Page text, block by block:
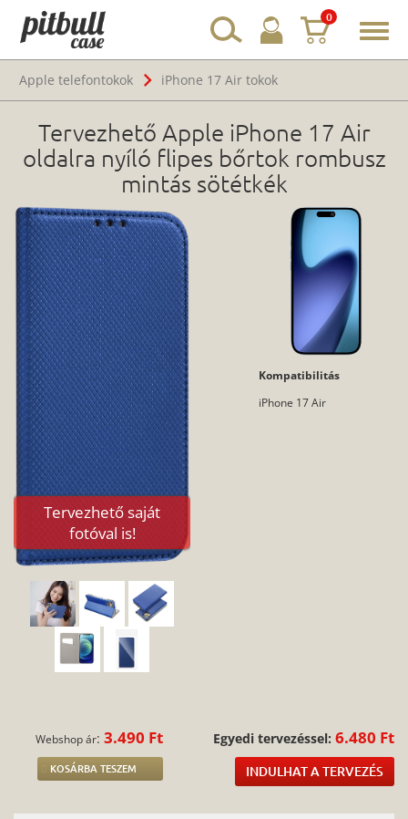
0
Apple telefontokok
iPhone 17 Air tokok
Tervezhető Apple iPhone 17 Air
oldalra nyíló flipes bőrtok rombusz
mintás sötétkék
Tervezhető saját
fotóval is!
Kompatibilitás
iPhone 17 Air
Webshop ár:3.490 Ft
KOSÁRBA TESZEM
Egyedi tervezéssel: 6.480 Ft
INDULHAT A TERVEZÉS